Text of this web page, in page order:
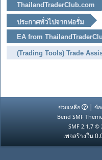
ThailandTraderClub.com
ประกาศทั่วไปจากฟอรั่ม
EA from
(Trading Tools) Trade
ช่วยเหลือ | ข้อ
Bend SMF
SMF 2.1.7 ©
เพจสร้างใน